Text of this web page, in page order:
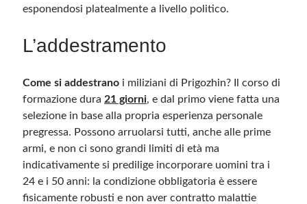
esponendosi platealmente a livello politico.
L’addestramento
Come si addestrano i miliziani di Prigozhin? Il corso di
formazione dura 21 giorni, e dal primo viene fatta una
selezione in base alla propria esperienza personale
pregressa. Possono arruolarsi tutti, anche alle prime
armi, e non ci sono grandi limiti di età ma
indicativamente si predilige incorporare uomini tra i
24 e i 50 anni: la condizione obbligatoria è essere
fisicamente robusti e non aver contratto malattie